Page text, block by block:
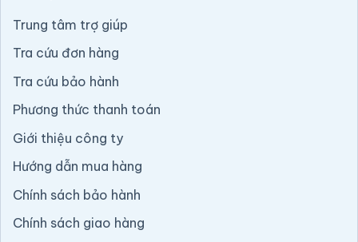
Trung tâm trợ giúp
Tra cứu đơn hàng
Tra cứu bảo hành
Phương thức thanh toán
Giới thiệu công ty
Hướng dẫn mua hàng
Chính sách bảo hành
Chính sách giao hàng